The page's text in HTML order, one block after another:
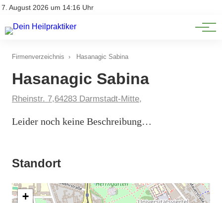
7. August 2026 um 14:16 Uhr
Impressum
Natürliche Medizin
Heilpflanzen & Kräuterkunde
Firmenverzeichnis › Hasanagic Sabina
Hasanagic Sabina
Rheinstr. 7,64283 Darmstadt-Mitte,
Leider noch keine Beschreibung…
Standort
+